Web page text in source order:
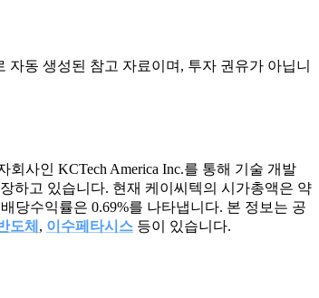
동 생성된 참고 자료이며, 투자 권유가 아닙니
사인 KCTech America Inc.를 통해 기술 개발
하고 있습니다. 현재 케이씨텍의 시가총액은 약
당수익률은 0.69%를 나타냅니다. 본 정보는 공
도체 , 이수페타시스 등이 있습니다.